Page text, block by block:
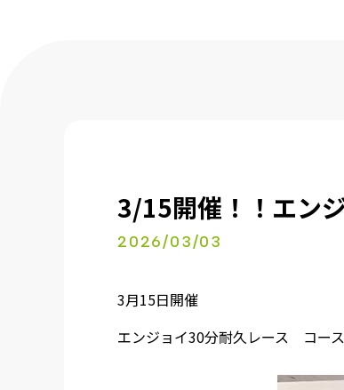
3/15開催！！エン
2026/03/03
3月15日開催
エンジョイ30分耐久レース コー